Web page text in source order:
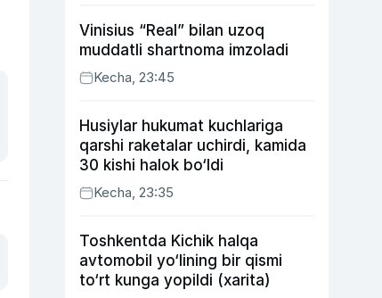
Vinisius “Real” bilan uzoq
muddatli shartnoma imzoladi
Kecha, 23:45
Husiylar hukumat kuchlariga
qarshi raketalar uchirdi, kamida
30 kishi halok bo‘ldi
Kecha, 23:35
Toshkentda Kichik halqa
avtomobil yo‘lining bir qismi
to‘rt kunga yopildi (xarita)